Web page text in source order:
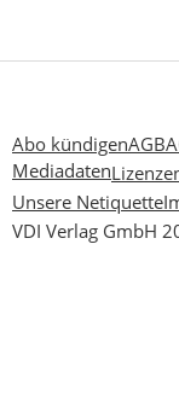
Abo kündigenAGB
Mediadaten
Unsere Netiquette
VDI Verlag GmbH